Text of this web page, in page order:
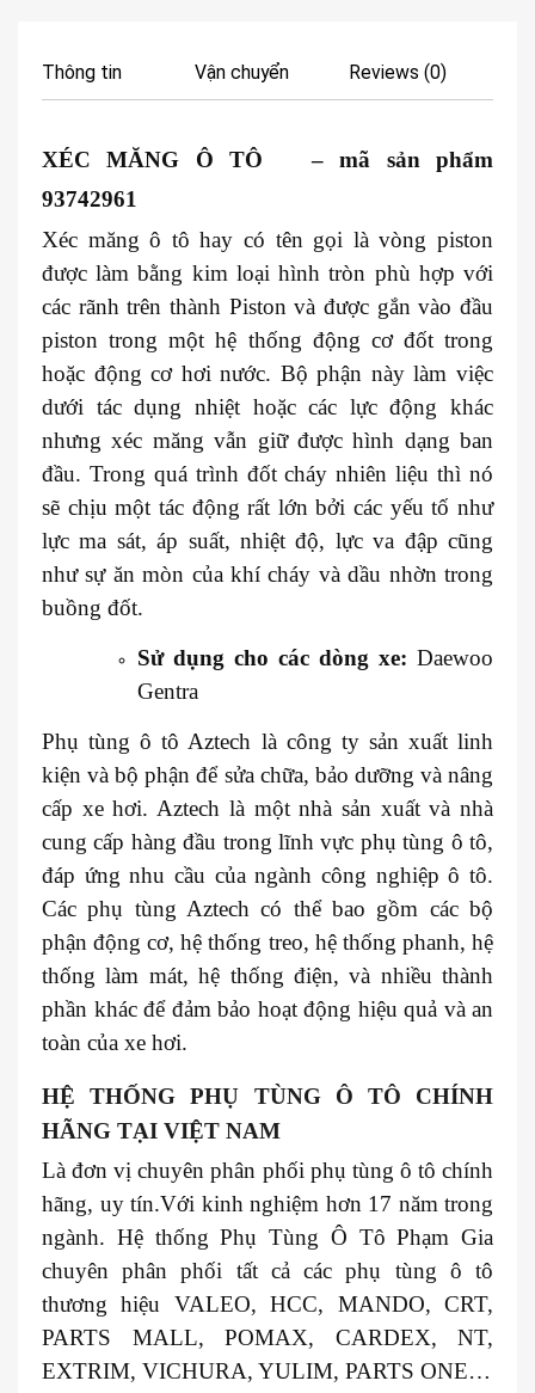
Thông tin Vận chuyển Reviews (0)
XÉC MĂNG Ô TÔ – mã sản phẩm
93742961
Xéc măng ô tô hay có tên gọi là vòng piston
được làm bằng kim loại hình tròn phù hợp với
các rãnh trên thành Piston và được gắn vào đầu
piston trong một hệ thống động cơ đốt trong
hoặc động cơ hơi nước. Bộ phận này làm việc
dưới tác dụng nhiệt hoặc các lực động khác
nhưng xéc măng vẫn giữ được hình dạng ban
đầu. Trong quá trình đốt cháy nhiên liệu thì nó
sẽ chịu một tác động rất lớn bởi các yếu tố như
lực ma sát, áp suất, nhiệt độ, lực va đập cũng
như sự ăn mòn của khí cháy và dầu nhờn trong
buồng đốt.
Sử dụng cho các dòng xe: Daewoo
Gentra
Phụ tùng ô tô Aztech là công ty sản xuất linh
kiện và bộ phận để sửa chữa, bảo dưỡng và nâng
cấp xe hơi. Aztech là một nhà sản xuất và nhà
cung cấp hàng đầu trong lĩnh vực phụ tùng ô tô,
đáp ứng nhu cầu của ngành công nghiệp ô tô.
Các phụ tùng Aztech có thể bao gồm các bộ
phận động cơ, hệ thống treo, hệ thống phanh, hệ
thống làm mát, hệ thống điện, và nhiều thành
phần khác để đảm bảo hoạt động hiệu quả và an
toàn của xe hơi.
HỆ THỐNG PHỤ TÙNG Ô TÔ CHÍNH
HÃNG TẠI VIỆT NAM
Là đơn vị chuyên phân phối phụ tùng ô tô chính
hãng, uy tín.Với kinh nghiệm hơn 17 năm trong
ngành. Hệ thống Phụ Tùng Ô Tô Phạm Gia
chuyên phân phối tất cả các phụ tùng ô tô
thương hiệu VALEO, HCC, MANDO, CRT,
PARTS MALL, POMAX, CARDEX, NT,
EXTRIM, VICHURA, YULIM, PARTS ONE…